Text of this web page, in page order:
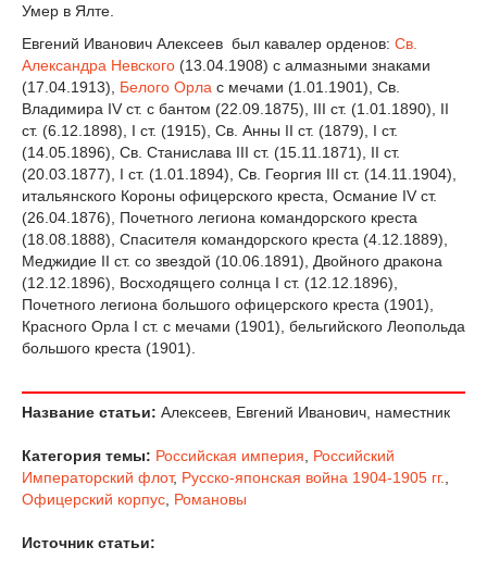
Умер в Ялте.
Евгений Иванович Алексеев был кавалер орденов: Св.
Александра Невского (13.04.1908) с алмазными знаками
(17.04.1913), Белого Орла с мечами (1.01.1901), Св.
Владимира IV ст. с бантом (22.09.1875), III ст. (1.01.1890), II
ст. (6.12.1898), I ст. (1915), Св. Анны II ст. (1879), I ст.
(14.05.1896), Св. Станислава III ст. (15.11.1871), II ст.
(20.03.1877), I ст. (1.01.1894), Св. Георгия III ст. (14.11.1904),
итальянского Короны офицерского креста, Османие IV ст.
(26.04.1876), Почетного легиона командорского креста
(18.08.1888), Спасителя командорского креста (4.12.1889),
Меджидие II ст. со звездой (10.06.1891), Двойного дракона
(12.12.1896), Восходящего солнца I ст. (12.12.1896),
Почетного легиона большого офицерского креста (1901),
Красного Орла I ст. с мечами (1901), бельгийского Леопольда
большого креста (1901).
Название статьи: Алексеев, Евгений Иванович, наместник
Категория темы: Российская империя
Российский
Императорский флот, Русско-японская война 1904-1905 гг.
Офицерский корпус Романовы
Источник статьи: